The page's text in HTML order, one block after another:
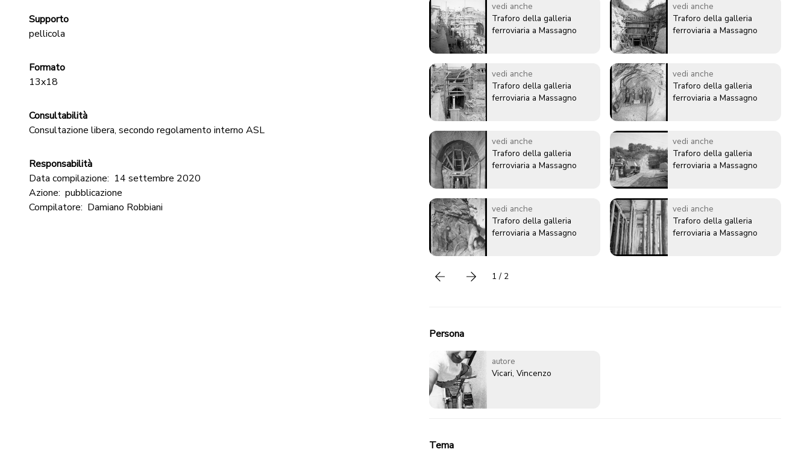
Supporto
pellicola
Formato
13x18
Consultabilità
Consultazione libera, secondo regolamento interno ASL
Responsabilità
Data compilazione: 14 settembre 2020
Azione: pubblicazione
Compilatore: Damiano Robbiani
vedi anche
Traforo della galleria
ferroviaria a Massagno
vedi anche
Traforo della galleria
ferroviaria a Massagno
vedi anche
Traforo della galleria
ferroviaria a Massagno
vedi anche
Traforo della galleria
ferroviaria a Massagno
vedi anche
Traforo della galleria
ferroviaria a Massagno
vedi anche
Traforo della galleria
ferroviaria a Massagno
vedi anche
Traforo della galleria
ferroviaria a Massagno
vedi anche
Traforo della galleria
ferroviaria a Massagno
Precedentesuccessivo
1 / 2
Persona
autore
Vicari, Vincenzo
Tema